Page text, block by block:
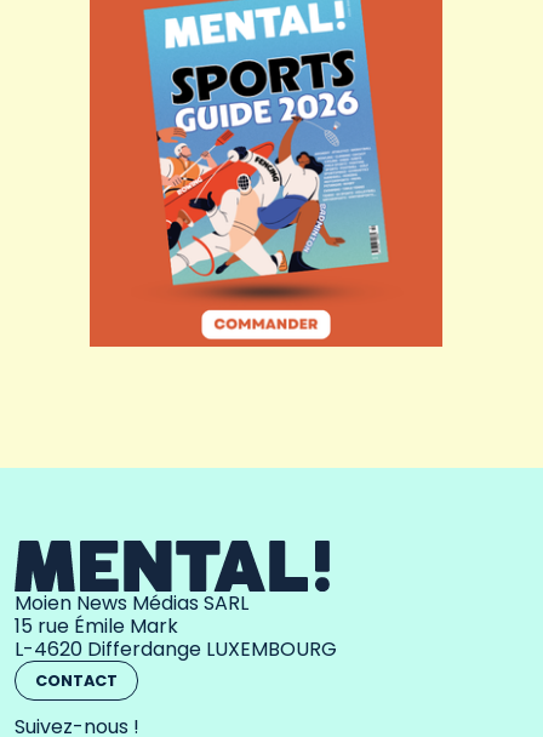
Moien News Médias SARL
15 rue Émile Mark
L-4620 Differdange LUXEMBOURG
CONTACT
Suivez-nous !